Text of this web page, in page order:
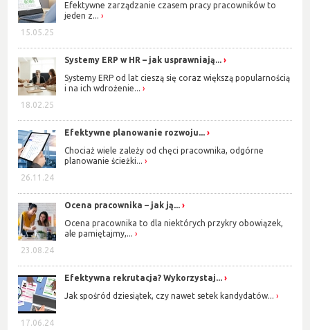
15.05.25
Efektywne zarządzanie czasem pracy pracowników to
jeden z...
18.02.25
Systemy ERP w HR – jak usprawniają...
Systemy ERP od lat cieszą się coraz większą popularnością
i na ich wdrożenie...
26.11.24
Efektywne planowanie rozwoju...
Chociaż wiele zależy od chęci pracownika, odgórne
planowanie ścieżki...
23.08.24
Ocena pracownika – jak ją...
Ocena pracownika to dla niektórych przykry obowiązek,
ale pamiętajmy,...
17.06.24
Efektywna rekrutacja? Wykorzystaj...
Jak spośród dziesiątek, czy nawet setek kandydatów...